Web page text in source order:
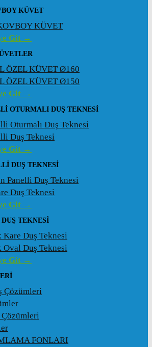
KÜVET
KÜVET
Git →
ÖZEL KÜVET Ø160
ÖZEL KÜVET Ø150
Git →
OTURMALI DUŞ TEKNESI
Oturmalı Duş Teknesi
Duş Teknesi
Git →
DUŞ TEKNESI
Panelli Duş Teknesi
Duş Teknesi
Git →
TEKNESI
Duş Teknesi
Duş Teknesi
Git →
Çözümleri
Çözümleri
FONLARI